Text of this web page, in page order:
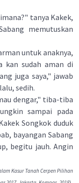
tanya Kakek,
memutuskan
untuk anaknya,
kan sudah aman di
juga saya," jawab
sedih.
dengar," tiba-tiba
sampai pada
Songkok duduk
bayangan Sabang
begitu jauh. Angin
Kasur Tanah Cerpen Pilihan